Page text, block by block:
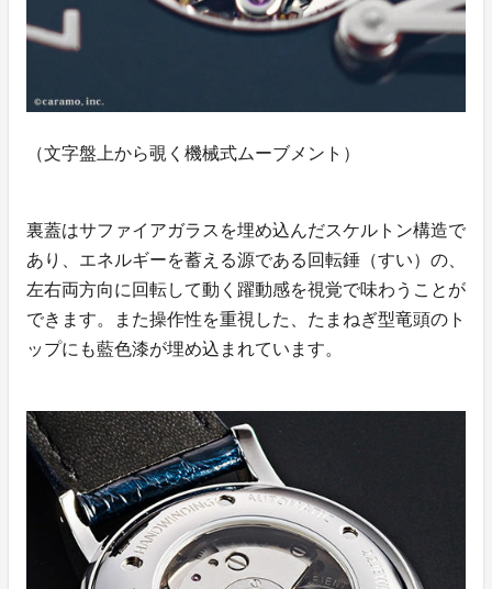
（文字盤上から覗く機械式ムーブメント）
裏蓋はサファイアガラスを埋め込んだスケルトン構造で
あり、エネルギーを蓄える源である回転錘（すい）の、
左右両方向に回転して動く躍動感を視覚で味わうことが
できます。また操作性を重視した、たまねぎ型竜頭のト
ップにも藍色漆が埋め込まれています。